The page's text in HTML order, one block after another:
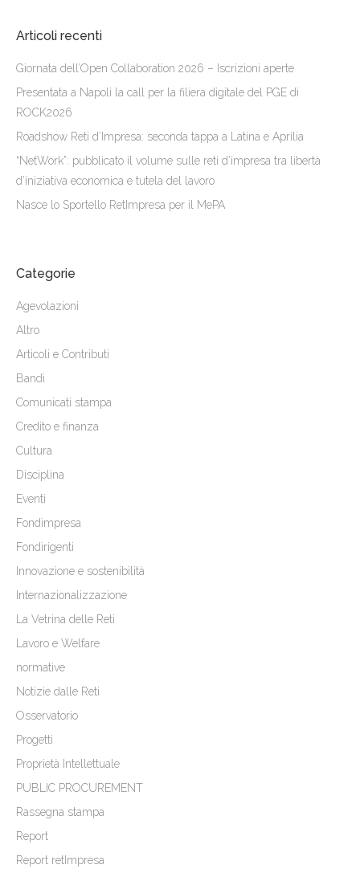
Articoli recenti
Giornata dell’Open Collaboration 2026 – Iscrizioni aperte
Presentata a Napoli la call per la filiera digitale del PGE di
ROCK2026
Roadshow Reti d’Impresa: seconda tappa a Latina e Aprilia
“NetWork”: pubblicato il volume sulle reti d’impresa tra libertà
d’iniziativa economica e tutela del lavoro
Nasce lo Sportello RetImpresa per il MePA
Categorie
Agevolazioni
Altro
Articoli e Contributi
Bandi
Comunicati stampa
Credito e finanza
Cultura
Disciplina
Eventi
Fondimpresa
Fondirigenti
Innovazione e sostenibilità
Internazionalizzazione
La Vetrina delle Reti
Lavoro e Welfare
normative
Notizie dalle Reti
Osservatorio
Progetti
Proprietà Intellettuale
PUBLIC PROCUREMENT
Rassegna stampa
Report
Report retImpresa